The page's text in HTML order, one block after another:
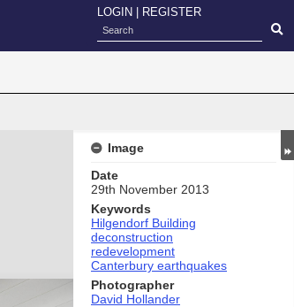
LOGIN REGISTER
Image
Date
29th November 2013
Keywords
Hilgendorf Building
deconstruction
redevelopment
Canterbury earthquakes
Photographer
David Hollander